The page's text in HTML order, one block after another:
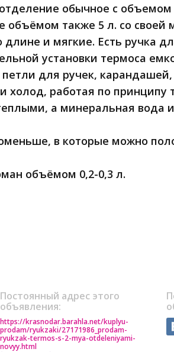
обычное с объемом
объёмом также 5 л. со своей
и мягкие. Есть ручка
установки термоса
для ручек, карандашей,
холод, работая по принципу
а минеральная вода
в которые можно
объёмом 0,2-0,3 л.
Постоянный адрес этого
объявления:
https://krasnodar.barahla.net/kuplyu-
prodam/ryukzaki/27171986_prodam-
ryukzak-termos-s-2-mya-otdeleniyami-
novyy.html